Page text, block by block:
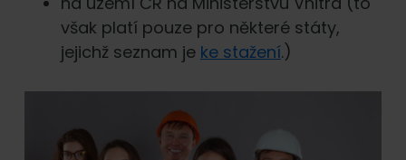
však platí pouze pro některé státy,
jejichž seznam je ke stažení.)